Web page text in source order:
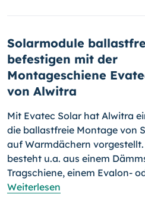
Solarmodule
befestigen mit der
Montageschiene
von Alwitra
Mit Evatec Solar hat Alwitra
die ballastfreie Mon­tage von
auf Warmdächern
besteht u.a. aus einem
Tragschiene, einem Evalon-
Weiterlesen